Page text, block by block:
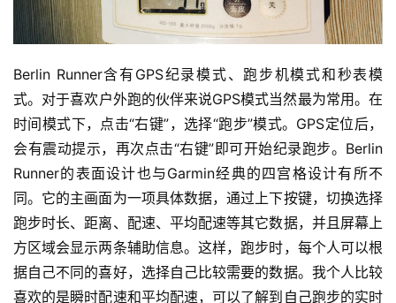
Berlin Runner含有GPS纪录模式、跑步机模式和秒表模
式。对于喜欢户外跑的伙伴来说GPS模式当然最为常用。在
时间模式下，点击“右键”，选择“跑步”模式。GPS定位后，
会有震动提示，再次点击“右键”即可开始纪录跑步。Berlin
Runner的表面设计也与Garmin经典的四宫格设计有所不
同。它的主画面为一项具体数据，通过上下按键，切换选择
跑步时长、距离、配速、平均配速等其它数据，并且屏幕上
方区域会显示两条辅助信息。这样，跑步时，每个人可以根
据自己不同的喜好，选择自己比较需要的数据。我个人比较
喜欢的是瞬时配速和平均配速，可以了解到自己跑步的实时